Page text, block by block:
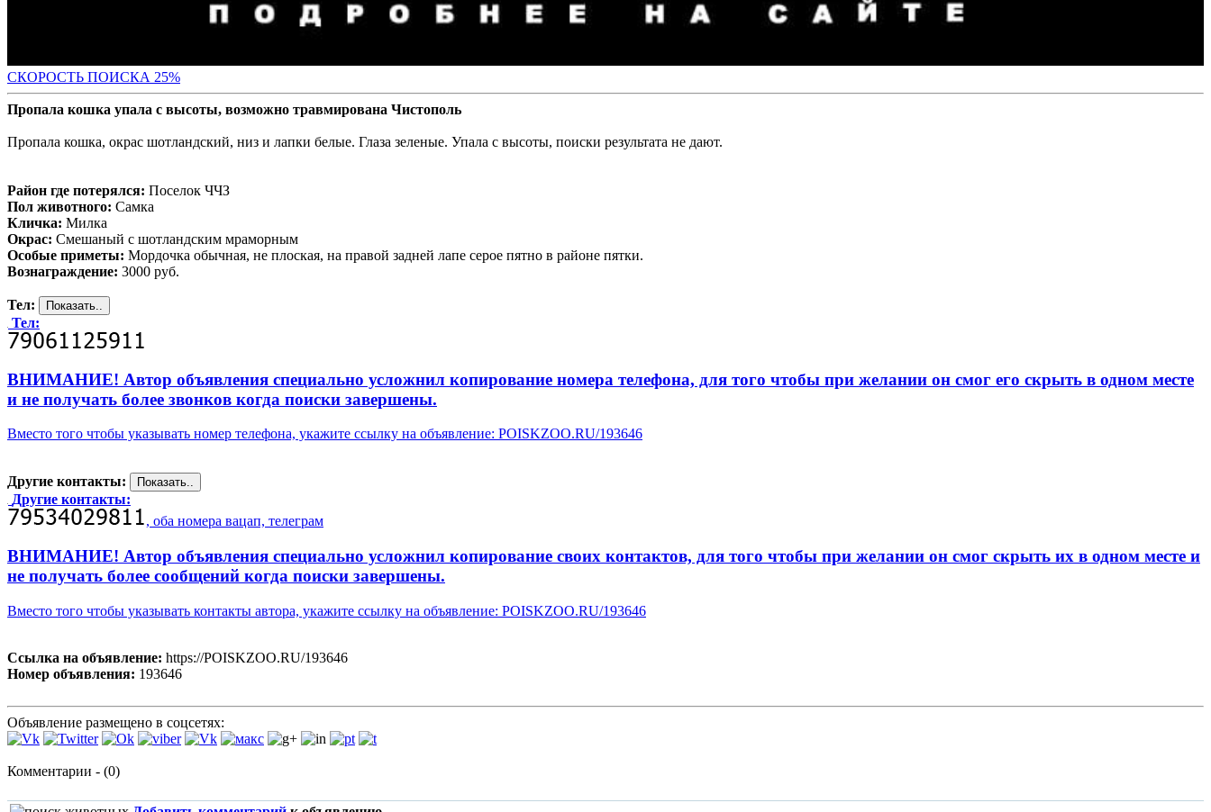
СКОРОСТЬ ПОИСКА 25%
Пропала кошка упала с высоты, возможно травмирована Чистополь
Пропала кошка, окрас шотландский, низ и лапки белые. Глаза зеленые. Упала с высоты, поиски результата не дают.
Район где потерялся: Поселок ЧЧЗ
Пол животного: Самка
Кличка: Милка
Окрас: Смешаный с шотландским мраморным
Особые приметы: Мордочка обычная, не плоская, на правой задней лапе серое пятно в районе пятки.
Вознаграждение: 3000 руб.
Тел:
Тел:
ВНИМАНИЕ! Автор объявления специально усложнил копирование номера телефона, для того чтобы при желании он смог его скрыть в одном месте
и не получать более звонков когда поиски завершены.
Вместо того чтобы указывать номер телефона, укажите ссылку на объявление: POISKZOO.RU/193646
Другие контакты:
Другие контакты:
, оба номера вацап, телеграм
ВНИМАНИЕ! Автор объявления специально усложнил копирование своих контактов, для того чтобы при желании он смог скрыть их в одном месте и
не получать более сообщений когда поиски завершены.
Вместо того чтобы указывать контакты автора, укажите ссылку на объявление: POISKZOO.RU/193646
Ссылка на объявление: https://POISKZOO.RU/193646
Номер объявления: 193646
Объявление размещено в соцсетях:
Комментарии - (0)